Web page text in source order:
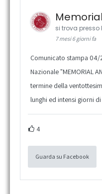
si trova presso
7 mesi 6 giorni fa
Comunicato stampa 04/
Nazionale "MEMORIAL
termine della
lunghi ed intensi giorni
4
Guarda su Facebook